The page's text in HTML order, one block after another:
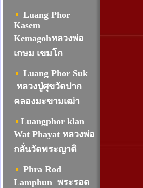
Luang Phor
Kasem
Kemagohหลวงพ่อ
เกษม เขมโก
Luang Phor Suk
หลวงปู่ศุขวัดปาก
คลองมะขามเฒ่า
Luangphor klan
Wat Phayat หลวงพ่อ
กลั่นวัดพระญาติ
Phra Rod
Lamphun พระรอด